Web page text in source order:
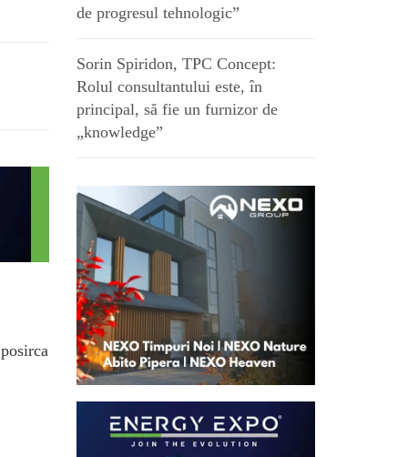
de progresul tehnologic”
Sorin Spiridon, TPC Concept:
Rolul consultantului este, în
principal, să fie un furnizor de
„knowledge”